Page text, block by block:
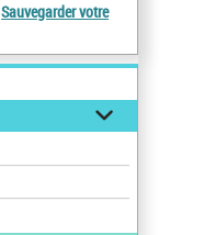
Sauvegarder votre